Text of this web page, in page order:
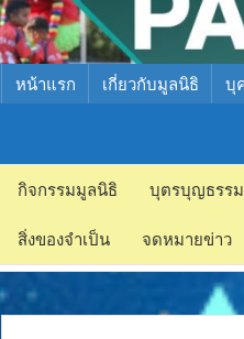
หน้าแรก เกี่ยวกับมูลนิธิ บุ
มูลนิธิ
สงเคราะห์
เด็ก พัทยา
กิจกรรมมูลนิธิ บุตรบุญธรรม
สิ่งของจำเป็น จดหมายข่าว